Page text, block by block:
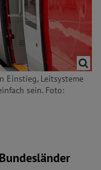
Einstieg, Leitsysteme
sein. Foto: